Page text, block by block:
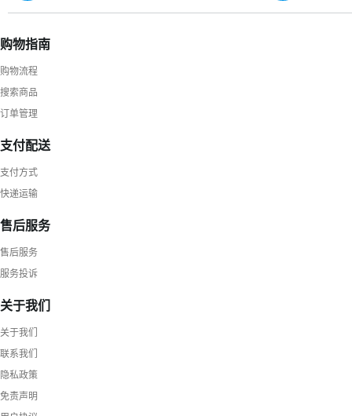
购物指南
购物流程
搜索商品
订单管理
支付配送
支付方式
快递运输
售后服务
售后服务
服务投诉
关于我们
关于我们
联系我们
隐私政策
免责声明